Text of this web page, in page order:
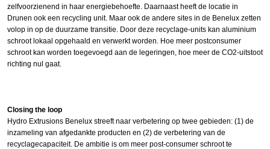
zelfvoorzienend in haar energiebehoefte. Daarnaast heeft de locatie in
Drunen ook een recycling unit. Maar ook de andere sites in de Benelux zetten
volop in op de duurzame transitie. Door deze recyclage-units kan aluminium
schroot lokaal opgehaald en verwerkt worden. Hoe meer postconsumer
schroot kan worden toegevoegd aan de legeringen, hoe meer de CO2-uitstoot
richting nul gaat.
Closing the loop
Hydro Extrusions Benelux streeft naar verbetering op twee gebieden: (1) de
inzameling van afgedankte producten en (2) de verbetering van de
recyclagecapaciteit. De ambitie is om meer post-consumer schroot te